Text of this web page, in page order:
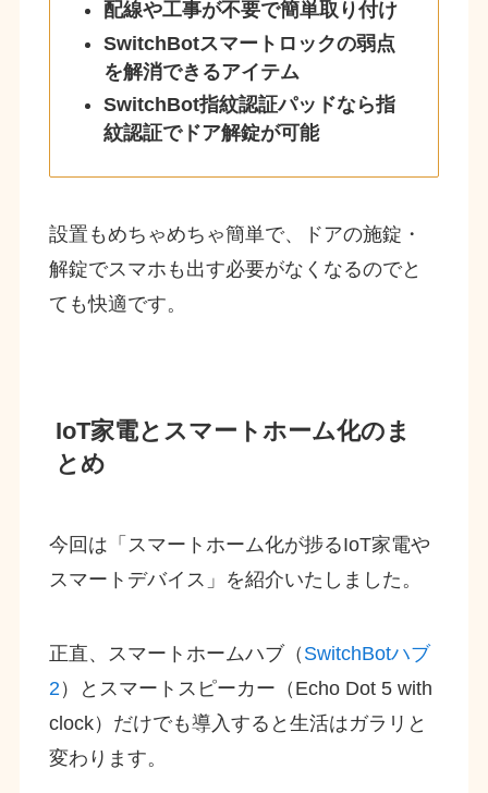
配線や工事が不要で簡単取り付け
SwitchBotスマートロックの弱点
を解消できるアイテム
SwitchBot指紋認証パッドなら指
紋認証でドア解錠が可能
設置もめちゃめちゃ簡単で、ドアの施錠・
解錠でスマホも出す必要がなくなるのでと
ても快適です。
IoT家電とスマートホーム化のま
とめ
今回は「スマートホーム化が捗るIoT家電や
スマートデバイス」を紹介いたしました。
正直、スマートホームハブ（ SwitchBotハブ
2 ）とスマートスピーカー（Echo Dot 5 with
clock）だけでも導入すると生活はガラリと
変わります。